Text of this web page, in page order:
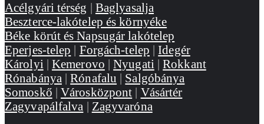
Acélgyári térség | Baglyasalja
Beszterce-lakótelep és környéke
Béke körút és Napsugár lakótelep
Eperjes-telep | Forgách-telep |Idegér
Károlyi |Kemerovo |Nyugati |Rokkant
Rónabánya |Rónafalu | Salgóbánya
Somoskő |Városközpont | Vásártér
Zagyvapálfalva | Zagyvaróna